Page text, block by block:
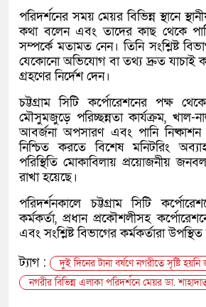
পরিদর্শনের সময় মেয়র বিভিন্ন স্থানে
কথা বলেন এবং তাদের কাছ থেকে পানি
সম্পর্কে মতামত নেন। তিনি সংশ্লিষ্ট
যেকোনো অভিযোগ বা তথ্য দ্রুত যাচাই
গ্রহণের নির্দেশ দেন।
চট্টগ্রাম সিটি কর্পোরেশনের পক্ষ
মৌসুমজুড়ে পরিচ্ছন্নতা কার্যক্রম, খাল-
আবর্জনা অপসারণ এবং পানি নিষ্কাশন
নিশ্চিত করতে বিশেষ মনিটরিং
পরিস্থিতি মোকাবিলায় প্রয়োজনীয়
রাখা হয়েছে।
পরিদর্শনকালে চট্টগ্রাম সিটি
কর্মকর্তা, প্রধান প্রকৌশলীসহ
এবং সংশ্লিষ্ট বিভাগের কর্মকর্তারা
ট্যাগ :
দুই দিনের টানা বর্ষণে নগরীতে সৃষ্টি হয়নি
নগরীর বিভিন্ন এলাকা পরিদর্শনে মেয়র ডা.